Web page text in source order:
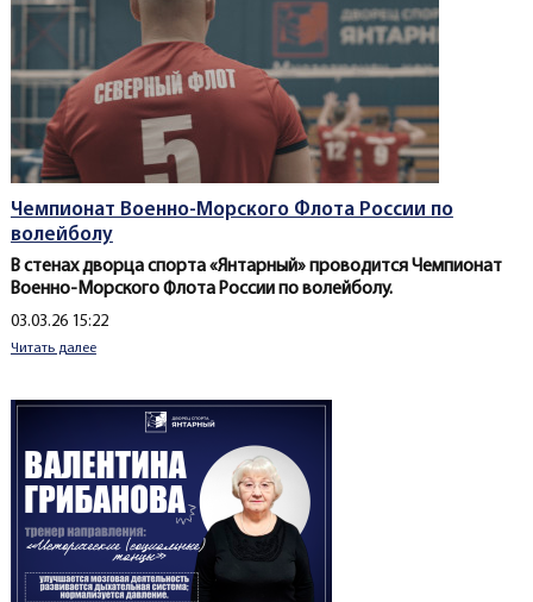
Чемпионат Военно-Морского Флота России по
волейболу
В стенах дворца спорта «Янтарный» проводится Чемпионат
Военно-Морского Флота России по волейболу.
Создано
03.03.26 15:22
Читать далее